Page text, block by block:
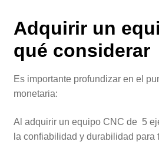
Adquirir un
qué considerar
Es importante profundizar en el
monetaria:
Al adquirir un equipo CNC de 5
la confiabilidad y durabilidad para